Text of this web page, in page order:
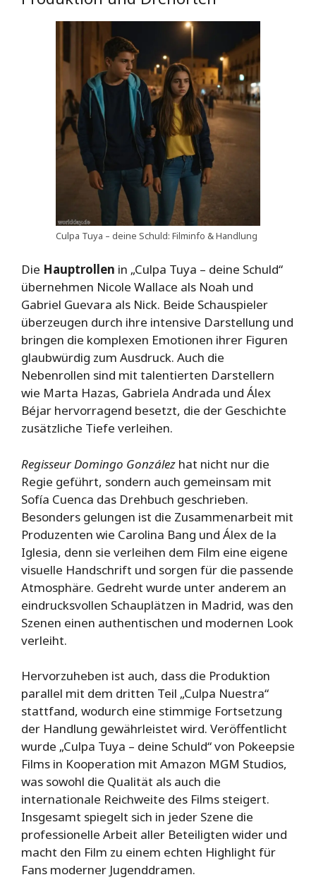
Culpa Tuya – deine Schuld: Filminfo & Handlung
Die Hauptrollen in „Culpa Tuya – deine Schuld“
übernehmen Nicole Wallace als Noah und
Gabriel Guevara als Nick. Beide Schauspieler
überzeugen durch ihre intensive Darstellung und
bringen die komplexen Emotionen ihrer Figuren
glaubwürdig zum Ausdruck. Auch die
Nebenrollen sind mit talentierten Darstellern
wie Marta Hazas, Gabriela Andrada und Álex
Béjar hervorragend besetzt, die der Geschichte
zusätzliche Tiefe verleihen.
Regisseur Domingo González hat nicht nur die
Regie geführt, sondern auch gemeinsam mit
Sofía Cuenca das Drehbuch geschrieben.
Besonders gelungen ist die Zusammenarbeit mit
Produzenten wie Carolina Bang und Álex de la
Iglesia, denn sie verleihen dem Film eine eigene
visuelle Handschrift und sorgen für die passende
Atmosphäre. Gedreht wurde unter anderem an
eindrucksvollen Schauplätzen in Madrid, was den
Szenen einen authentischen und modernen Look
verleiht.
Hervorzuheben ist auch, dass die Produktion
parallel mit dem dritten Teil „Culpa Nuestra“
stattfand, wodurch eine stimmige Fortsetzung
der Handlung gewährleistet wird. Veröffentlicht
wurde „Culpa Tuya – deine Schuld“ von Pokeepsie
Films in Kooperation mit Amazon MGM Studios,
was sowohl die Qualität als auch die
internationale Reichweite des Films steigert.
Insgesamt spiegelt sich in jeder Szene die
professionelle Arbeit aller Beteiligten wider und
macht den Film zu einem echten Highlight für
Fans moderner Jugenddramen.